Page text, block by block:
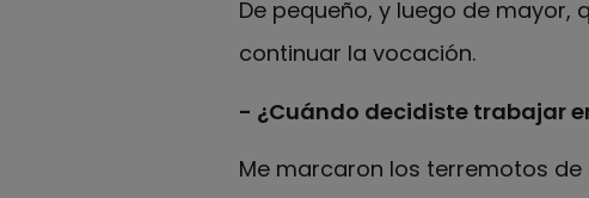
De pequeño, y luego de
continuar la vocación.
- ¿Cuándo decidiste trabajar
Me marcaron los terremotos de